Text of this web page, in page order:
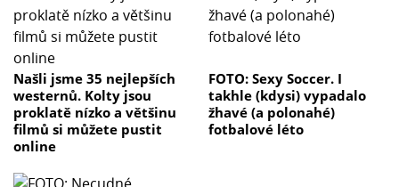
Našli jsme 35 nejlepších
westernů. Kolty jsou
proklatě nízko a většinu
filmů si můžete pustit
online
FOTO: Sexy Soccer. I
takhle (kdysi) vypadalo
žhavé (a polonahé)
fotbalové léto